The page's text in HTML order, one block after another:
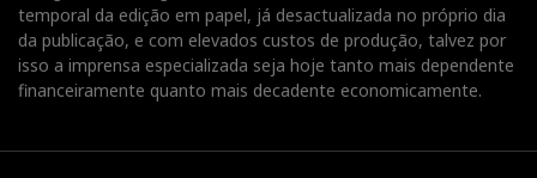
temporal da edição em papel, já desactualizada no próprio dia
da publicação, e com elevados custos de produção, talvez por
isso a imprensa especializada seja hoje tanto mais dependente
financeiramente quanto mais decadente economicamente.